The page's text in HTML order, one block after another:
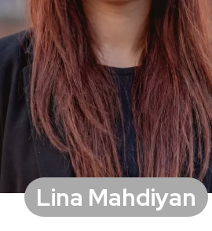
Lina Mahdiyan